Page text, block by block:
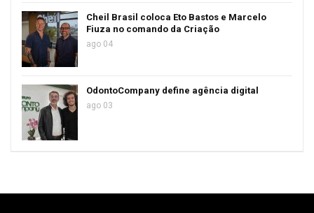
Cheil Brasil coloca Eto Bastos e Marcelo
Fiuza no comando da Criação
ago 04
OdontoCompany define agência digital
ago 03